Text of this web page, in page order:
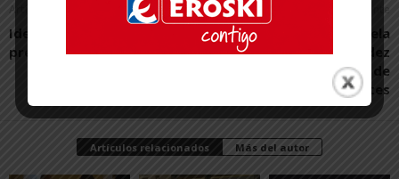
Artículo anterior
Ideología frente
predicciones
Artículo siguiente
La Policía Local de Tudela
avisa de una mayor rigidez
en el control de
viandantes
Artículos relacionados Más del autor